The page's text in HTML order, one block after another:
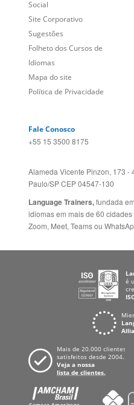
Empregos
Blog
Social
Site Corporativo
Sugestões
Folheto dos Cursos de
Idiomas
+55 15 3500 8175
Alameda Vicente Pinzon, 173 -
Paulo/SP CEP 04547-130
Language Trainers,fundada